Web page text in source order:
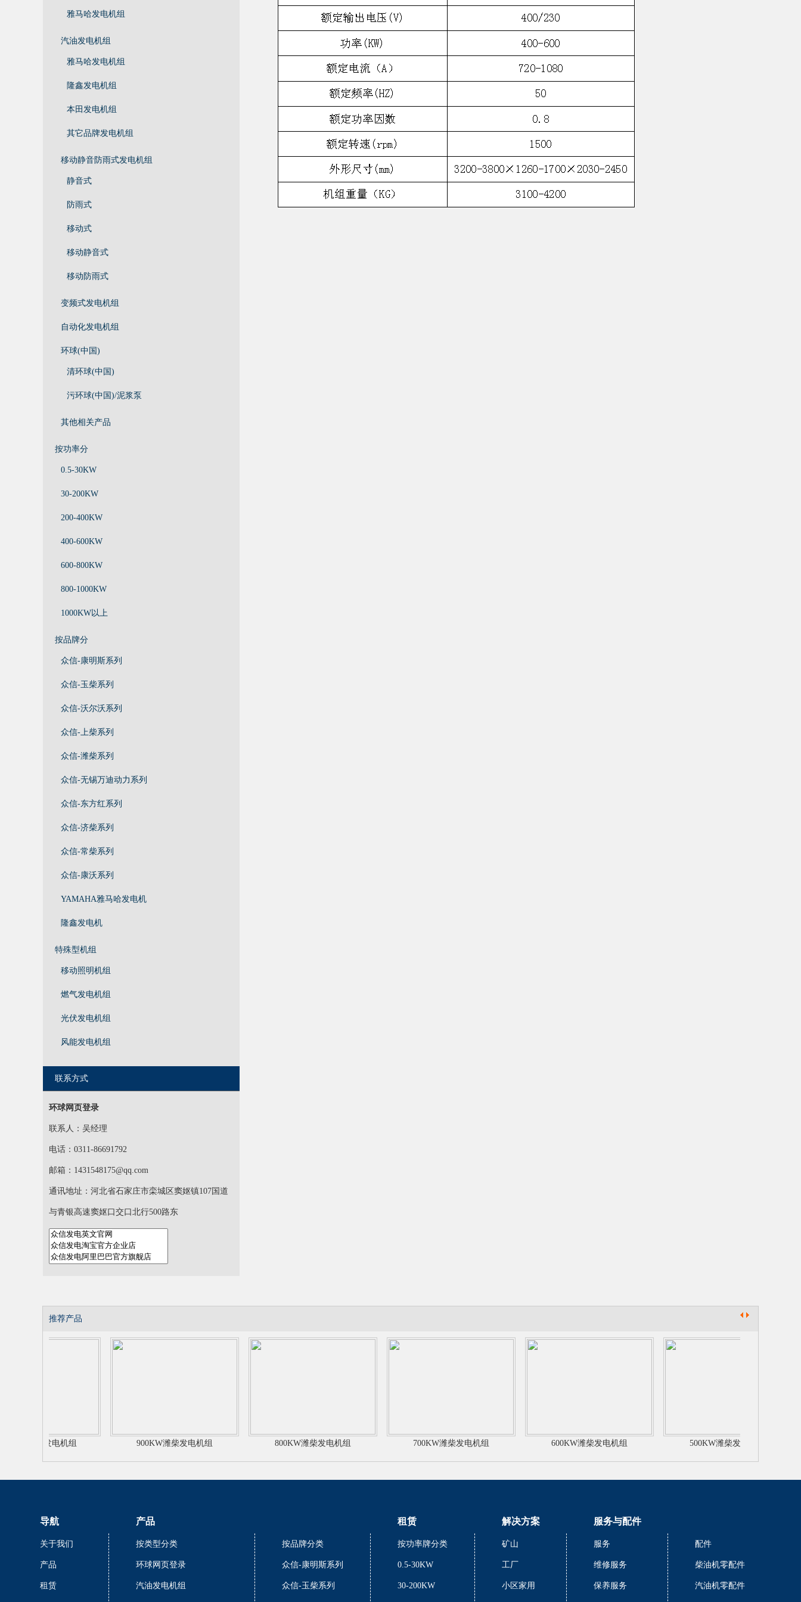
雅马哈发电机组
汽油发电机组
雅马哈发电机组
隆鑫发电机组
本田发电机组
其它品牌发电机组
移动静音防雨式发电机组
静音式
防雨式
移动式
移动静音式
移动防雨式
变频式发电机组
自动化发电机组
环球(中国)
清环球(中国)
污环球(中国)/泥浆泵
其他相关产品
按功率分
0.5-30KW
30-200KW
200-400KW
400-600KW
600-800KW
800-1000KW
1000KW以上
按品牌分
众信-康明斯系列
众信-玉柴系列
众信-沃尔沃系列
众信-上柴系列
众信-潍柴系列
众信-无锡万迪动力系列
众信-东方红系列
众信-济柴系列
众信-常柴系列
众信-康沃系列
YAMAHA雅马哈发电机
隆鑫发电机
特殊型机组
移动照明机组
燃气发电机组
光伏发电机组
风能发电机组
联系方式
环球网页登录
联系人：吴经理
电话：0311-86691792
邮箱：1431548175@qq.com
通讯地址：河北省石家庄市栾城区窦妪镇107国道
与青银高速窦妪口交口北行500路东
推荐产品
潍柴发电机组 900KW潍柴发电机组 800KW潍柴发电机组 700KW潍柴发电机组 600KW潍柴发电机组 500KW潍柴发电机组
导航
关于我们
产品
租赁
产品
按类型分类
环球网页登录
汽油发电机组
按品牌分类
众信-康明斯系列
众信-玉柴系列
租赁
按功率牌分类
0.5-30KW
30-200KW
解决方案
矿山
工厂
小区家用
服务与配件
服务
维修服务
保养服务
配件
柴油机零配件
汽油机零配件